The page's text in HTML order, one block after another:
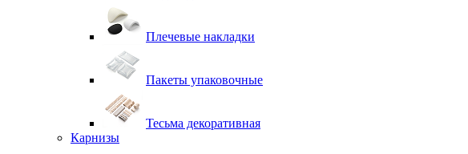
Плечевые накладки
Пакеты упаковочные
Тесьма декоративная
Карнизы